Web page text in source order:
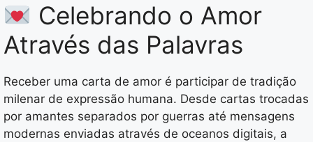
Celebrando o Amor
Através das Palavras
Receber uma carta de amor é participar de tradição
milenar de expressão humana. Desde cartas trocadas
por amantes separados por guerras até mensagens
modernas enviadas através de oceanos digitais, a